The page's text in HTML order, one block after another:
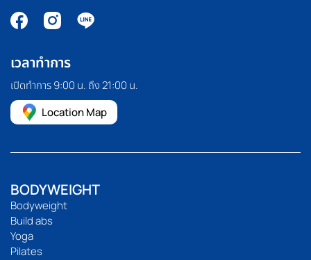
เวลาทำการ
เปิดทำการ 9:00 น. ถึง 21:00 น.
Location Map
BODYWEIGHT
Bodyweight
Build abs
Yoga
Pilates